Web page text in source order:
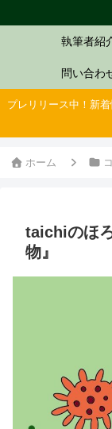
執筆者紹
問い合わ
プレリリース中！新
ホーム
taichiのほ
物』